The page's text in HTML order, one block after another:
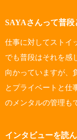
SAYAさんって普段
仕事に対してストイ
でも普段はそれを感
向かっていますが、
とプライベートと仕
のメンタルの管理も
インタビューを読